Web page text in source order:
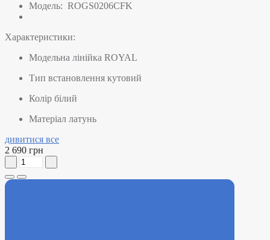
Модель: ROGS0206CFK
Характеристики:
Модельна лінійка ROYAL
Тип встановлення кутовий
Колір білий
Матеріал латунь
дивитися все
2 690 грн